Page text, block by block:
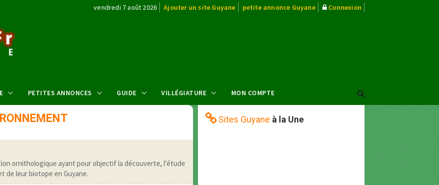
vendredi 7 août 2026 Ajouter un site Guyane petite annonce Guyane Connexion
PETITES ANNONCES GUIDE VILLÉGIATURE MON COMPTE
ornithologique ayant pour objectif la découverte, l'étude
de leur biotope en Guyane.
Sites Guyane à la Une